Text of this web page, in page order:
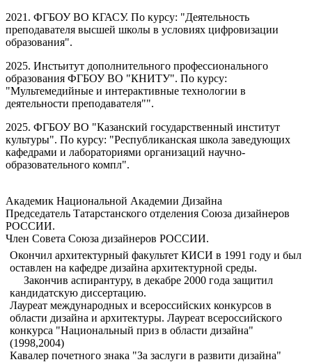
2021. ФГБОУ ВО КГАСУ. По курсу: "Деятельность
преподавателя высшей школы в условиях цифровизации
образования".
2025. Инстьитут дополнительного профессионального
образования ФГБОУ ВО "КНИТУ". По курсу:
"Мультемедийные и интерактивные технологии в
деятельности преподавателя"".
2025. ФГБОУ ВО "Казанский государственный институт
культуры". По курсу: "Республиканская школа заведующих
кафедрами и лабораториями организаций научно-
образовательного компл".
Академик Национальной Академии Дизайна
Председатель Татарстанского отделения Союза дизайнеров
РОССИИ.
Член Совета Союза дизайнеров РОССИИ.
Окончил архитектурный факультет КИСИ в 1991 году и был
оставлен на кафедре дизайна архитектурной среды.
Закончив аспирантуру, в декабре 2000 года защитил
кандидатскую диссертацию.
Лауреат международных и всероссийских конкурсов в
области дизайна и архитектуры. Лауреат всероссийского
конкурса "Национальный приз в области дизайна"
(1998,2004)
Кавалер почетного знака "За заслуги в развити дизайна"